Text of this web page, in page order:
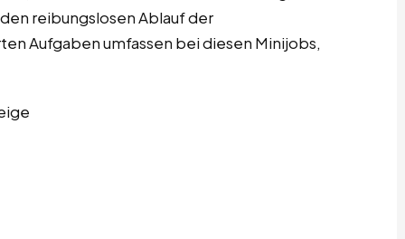
reibungslosen Ablauf der
Aufgaben umfassen bei diesen Minijobs,